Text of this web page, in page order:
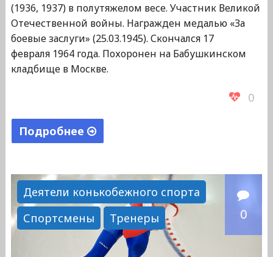
(1936, 1937) в полутяжелом весе. Участник Великой
Отечественной войны. Награжден медалью «За
боевые заслуги» (25.03.1945). Скончался 17
февраля 1964 года. Похоронен на Бабушкинском
кладбище в Москве.
0
Подробнее
Николаевич"
Деятели конькобежного спорта
Спортсмены
Тренеры 0